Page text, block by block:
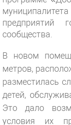
предприятий
сообщества.
В новом
метров,
разместилась
детей,
Это дало
условия их